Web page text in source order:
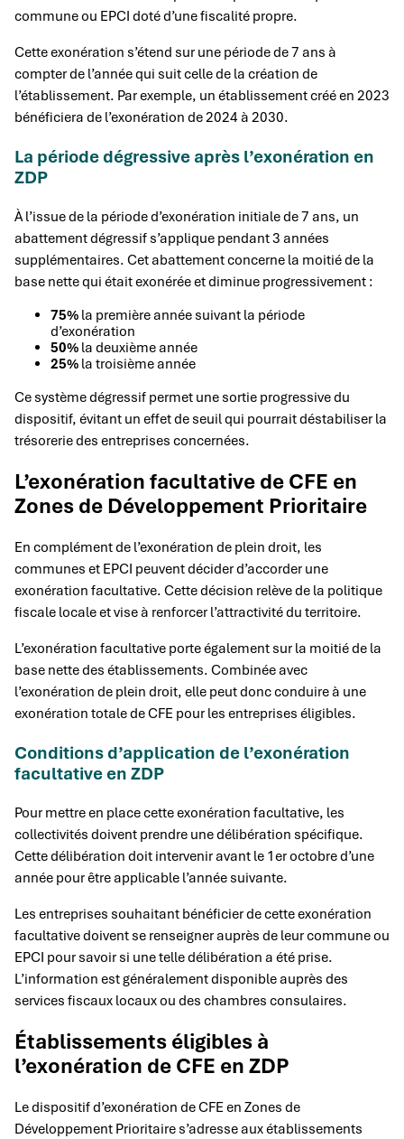
commune ou EPCI doté d’une fiscalité propre.
Cette exonération s’étend sur une période de 7 ans à
compter de l’année qui suit celle de la création de
l’établissement. Par exemple, un établissement créé en 2023
bénéficiera de l’exonération de 2024 à 2030.
La période dégressive après l’exonération en
ZDP
À l’issue de la période d’exonération initiale de 7 ans, un
abattement dégressif s’applique pendant 3 années
supplémentaires. Cet abattement concerne la moitié de la
base nette qui était exonérée et diminue progressivement :
75% la première année suivant la période
d’exonération
50% la deuxième année
25% la troisième année
Ce système dégressif permet une sortie progressive du
dispositif, évitant un effet de seuil qui pourrait déstabiliser la
trésorerie des entreprises concernées.
L’exonération facultative de CFE en
Zones de Développement Prioritaire
En complément de l’exonération de plein droit, les
communes et EPCI peuvent décider d’accorder une
exonération facultative. Cette décision relève de la politique
fiscale locale et vise à renforcer l’attractivité du territoire.
L’exonération facultative porte également sur la moitié de la
base nette des établissements. Combinée avec
l’exonération de plein droit, elle peut donc conduire à une
exonération totale de CFE pour les entreprises éligibles.
Conditions d’application de l’exonération
facultative en ZDP
Pour mettre en place cette exonération facultative, les
collectivités doivent prendre une délibération spécifique.
Cette délibération doit intervenir avant le 1er octobre d’une
année pour être applicable l’année suivante.
Les entreprises souhaitant bénéficier de cette exonération
facultative doivent se renseigner auprès de leur commune ou
EPCI pour savoir si une telle délibération a été prise.
L’information est généralement disponible auprès des
services fiscaux locaux ou des chambres consulaires.
Établissements éligibles à
l’exonération de CFE en ZDP
Le dispositif d’exonération de CFE en Zones de
Développement Prioritaire s’adresse aux établissements